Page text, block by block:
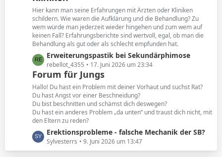
e
t
e
B
e
i
t
r
ä
g
e
Hier kann man seine Erfahrungen mit Ärzten oder Kliniken
schildern. Wie waren die Aufklärung und die Behandlung? Zu
wem würde man jederzeit wieder hingehen und zum wem auf
keinen Fall? Erfahrungsberichte sind wertvoll, egal, ob man die
Behandlung als gut oder als schlecht empfunden hat.
L
e
t
z
t
e
B
e
i
t
Erweiterungspastik bei Sekundärphimose
rebellot_4355 17. Juni 2026 um 23:34
Forum für Jungs
Hallo! Du hast ein Problem mit deiner Vorhaut und suchst Rat?
Du hast Angst vor einer Beschneidung?
Du bist beschnitten und schämst dich deswegen?
Du hast ein anderes Problem „da unten“ und traust dich nicht, mit
den Eltern zu reden?
L
e
t
Erektionsprobleme - falsche Mechanik der SB?
Sylvesterrs 9. Juni 2026 um 13:47